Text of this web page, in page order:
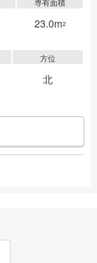
23.0m2
方位
北